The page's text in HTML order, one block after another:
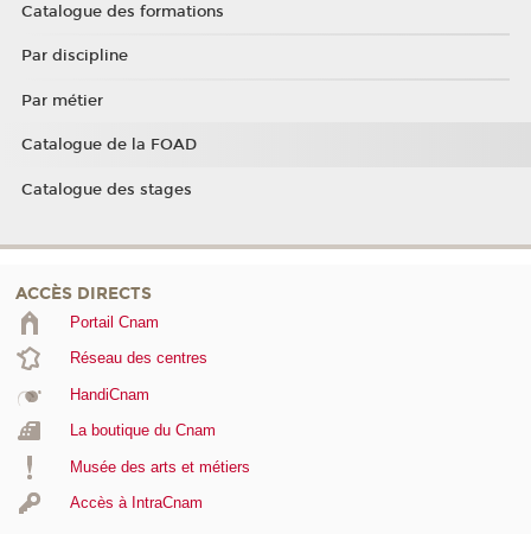
Catalogue des formations
Par discipline
Par métier
Catalogue de la FOAD
Catalogue des stages
ACCÈS DIRECTS
Portail Cnam
Réseau des centres
HandiCnam
La boutique du Cnam
Musée des arts et métiers
Accès à IntraCnam